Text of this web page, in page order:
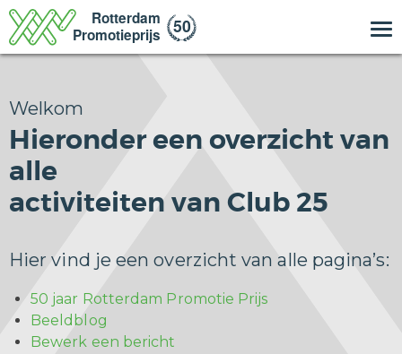
Welkom
Hieronder een overzicht van
alle
activiteiten van Club 25
Hier vind je een overzicht van alle pagina’s:
50 jaar Rotterdam Promotie Prijs
Beeldblog
Bewerk een bericht